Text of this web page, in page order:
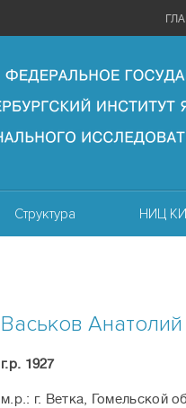
Структура НИЦ КИ
Васьков
г.р. 1927
м.р.: г. Ветка, Гомельской